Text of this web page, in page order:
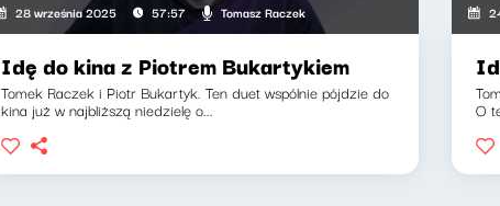
28 września 2025 57:57 Tomasz Raczek
Idę do kina z Piotrem Bukartykiem
Tomek Raczek i Piotr Bukartyk. Ten duet wspólnie pójdzie do
kina już w najbliższą niedzielę o... O